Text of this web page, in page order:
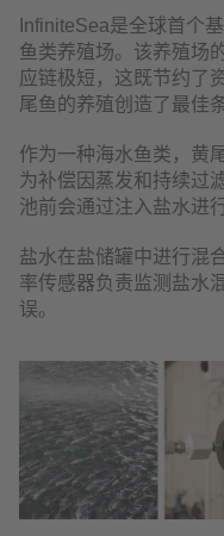
InfiniteSea是全球首个
鱼类养殖场。该养殖场
应链极短，这既节约了
尾鱼的养殖创造了最佳
作为一种海水鱼类，黄
为补偿因蒸发和持续过
池前会通过注入盐水进
盐水在盐储罐中进行混
率传感器负责监测盐水
误。